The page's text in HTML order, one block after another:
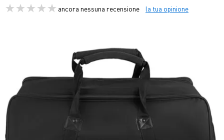
ancora nessuna recensione la tua opinione